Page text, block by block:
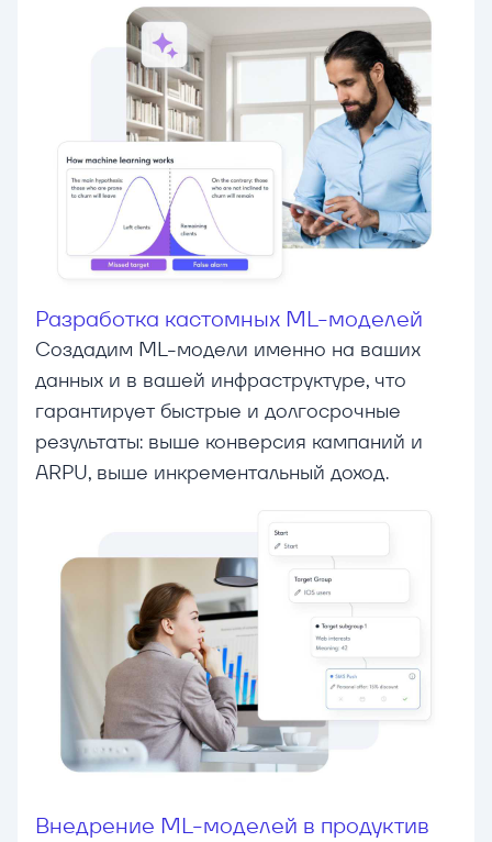
Разработка кастомных ML-моделей
Создадим ML-модели именно на ваших
данных и в вашей инфраструктуре, что
гарантирует быстрые и долгосрочные
результаты: выше конверсия кампаний и
ARPU, выше инкрементальный доход.
Внедрение ML-моделей в продуктив